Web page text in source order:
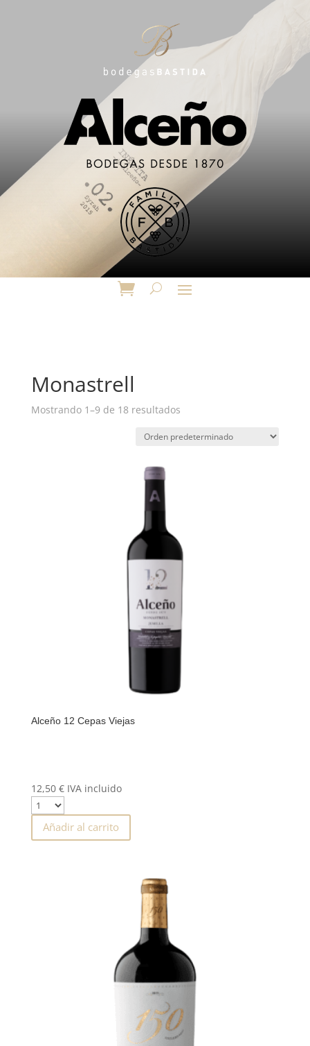
Monastrell
Mostrando 1–9 de 18 resultados
Alceño 12 Cepas Viejas
12,50 € IVA incluido
Añadir al carrito